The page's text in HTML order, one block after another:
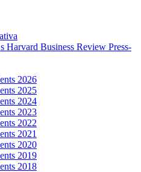
Harvard Business Review Press-
2026
2025
2024
2023
2022
2021
2020
2019
2018